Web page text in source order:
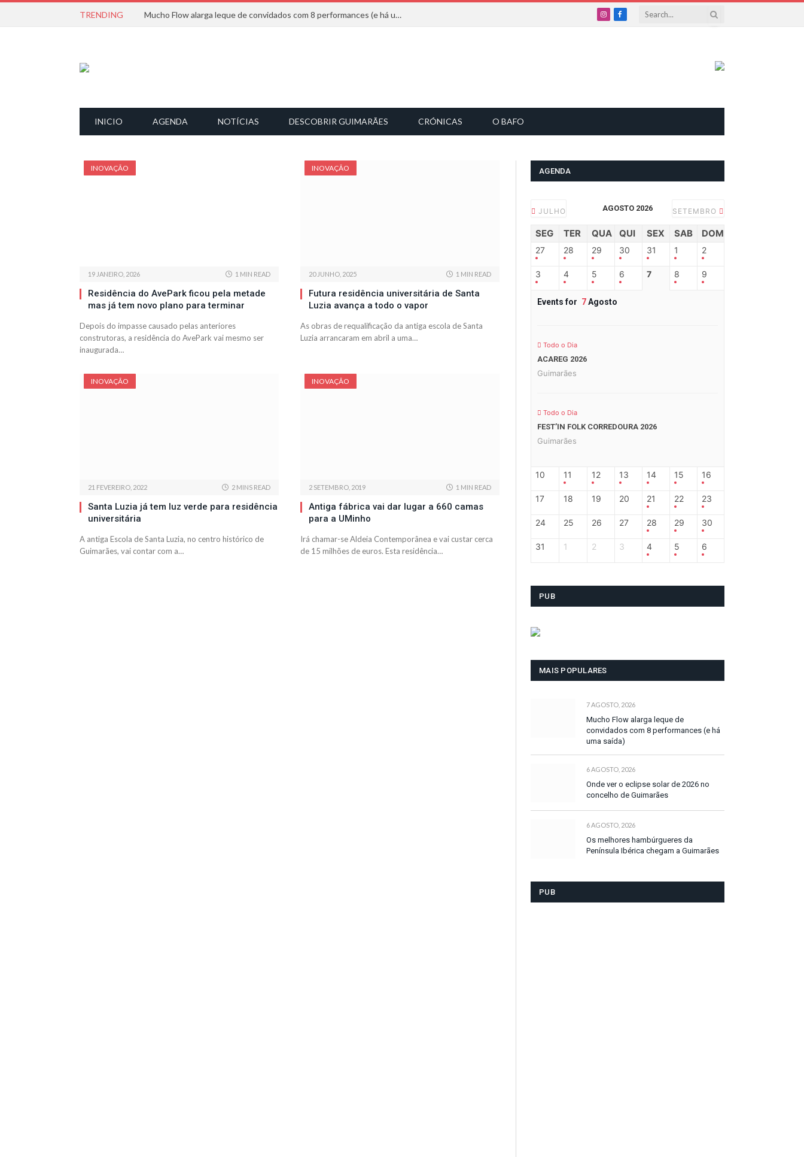
TRENDING Mucho Flow alarga leque de convidados com 8 performances (e há uma saída)
InstagramFacebook
INICIO AGENDA NOTÍCIAS DESCOBRIR GUIMARÃES CRÓNICAS O BAFO
INOVAÇÃO
19 JANEIRO, 2026 1 MIN READ
Residência do AvePark ficou pela metade
mas já tem novo plano para terminar
Depois do impasse causado pelas anteriores
construtoras, a residência do AvePark vai mesmo ser
inaugurada…
INOVAÇÃO
20 JUNHO, 2025 1 MIN READ
Futura residência universitária de Santa
Luzia avança a todo o vapor
As obras de requalificação da antiga escola de Santa
Luzia arrancaram em abril a uma…
INOVAÇÃO
21 FEVEREIRO, 2022 2 MINS READ
Santa Luzia já tem luz verde para residência
universitária
A antiga Escola de Santa Luzia, no centro histórico de
Guimarães, vai contar com a…
INOVAÇÃO
2 SETEMBRO, 2019 1 MIN READ
Antiga fábrica vai dar lugar a 660 camas
para a UMinho
Irá chamar-se Aldeia Contemporânea e vai custar cerca
de 15 milhões de euros. Esta residência…
AGENDA
JULHO AGOSTO 2026 SETEMBRO
SEG TER QUA QUI SEX SAB DOM
27 28 29 30 31 1 2
3 4 5 6 7 8 9
Events for 7Agosto
Todo o Dia
ACAREG 2026
Guimarães
Todo o Dia
FEST’IN FOLK CORREDOURA 2026
Guimarães
10 11 12 13 14 15 16
17 18 19 20 21 22 23
24 25 26 27 28 29 30
31 1 2 3 4 5 6
PUB
MAIS POPULARES
7 AGOSTO, 2026
Mucho Flow alarga leque de
convidados com 8 performances (e há
uma saída)
6 AGOSTO, 2026
Onde ver o eclipse solar de 2026 no
concelho de Guimarães
6 AGOSTO, 2026
Os melhores hambúrgueres da
Península Ibérica chegam a Guimarães
PUB